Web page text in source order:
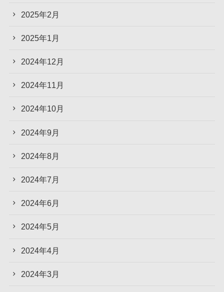
2025年2月
2025年1月
2024年12月
2024年11月
2024年10月
2024年9月
2024年8月
2024年7月
2024年6月
2024年5月
2024年4月
2024年3月